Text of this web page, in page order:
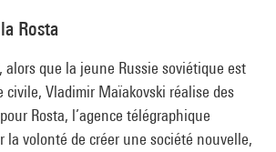
Restant cependant à l’écart de
ses travaux se poursuivent dans
Kandinsky quitte l’Inkhouk à la fin de
de partir en Allemagne, où il occupe
dans le développement du Bauhaus.
Rosta
alors que la jeune Russie soviétique est
civile, Vladimir Maïakovski réalise des
Rosta, l’agence télégraphique
la volonté de créer une société nouvelle,